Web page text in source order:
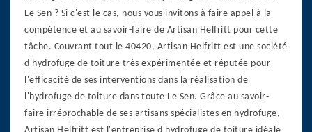
Le Sen ? Si c'est le cas, nous vous invitons à faire appel à la
compétence et au savoir-faire de Artisan Helfritt pour cette
tâche. Couvrant tout le 40420, Artisan Helfritt est une société
d'hydrofuge de toiture très expérimentée et réputée pour
l'efficacité de ses interventions dans la réalisation de
l'hydrofuge de toiture dans toute Le Sen. Grâce au savoir-
faire irréprochable de ses artisans spécialistes en hydrofuge,